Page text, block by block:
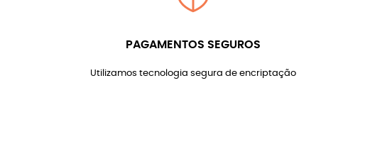
PAGAMENTOS SEGUROS
Utilizamos tecnologia segura de encriptação